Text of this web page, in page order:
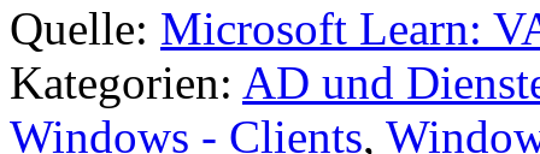
Quelle: Microsoft Learn:
Kategorien: AD und
Windows - Clients,